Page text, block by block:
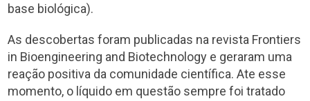
base biológica).
As descobertas foram publicadas na revista Frontiers
in Bioengineering and Biotechnology e geraram uma
reação positiva da comunidade científica. Ate esse
momento, o líquido em questão sempre foi tratado